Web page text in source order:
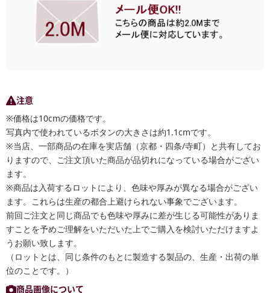
注意
※価格は10cmの価格です。
写真内で使われているボタンの大きさは約1.1cmです。
※当店、一部商品の在庫を実店舗（京都・四条/寺町）と共有してお
りますので、ご注文頂いた商品が品切れになっている場合がござい
ます。
※商品は入荷するロットにより、色味や厚みが異なる場合がござい
ます。これらは生産の都合上避けられない事象でございます。
前回ご注文と同じ商品でも色味や厚みに差が生じる可能性がありま
すことを予めご理解をいただいた上でご購入を検討いただけますよ
うお願い致します。
（ロットとは、同じ条件のもとに製造する製品の、生産・出荷の単
位のことです。）
商品画像について